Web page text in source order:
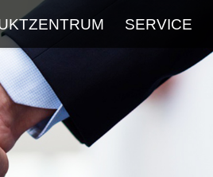
Neueste Blog
SERVICE